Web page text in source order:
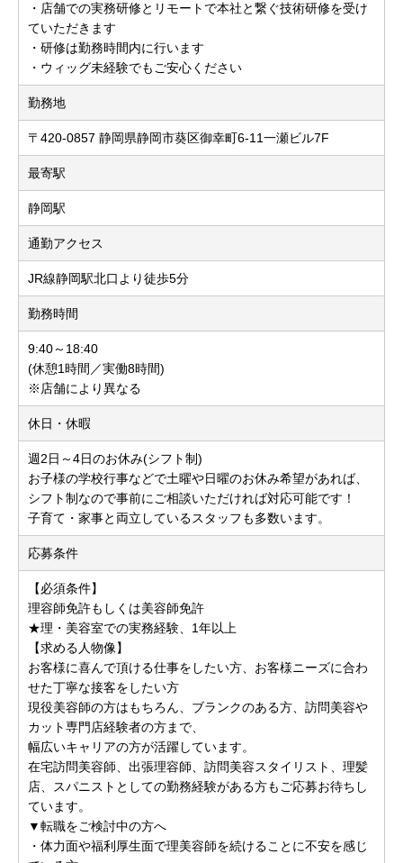
・店舗での実務研修とリモートで本社と繋ぐ技術研修を受け
ていただきます
・研修は勤務時間内に行います
・ウィッグ未経験でもご安心ください
勤務地
〒420-0857 静岡県静岡市葵区御幸町6-11一瀬ビル7F
最寄駅
静岡駅
通勤アクセス
JR線静岡駅北口より徒歩5分
勤務時間
9:40～18:40
(休憩1時間／実働8時間)
※店舗により異なる
休日・休暇
週2日～4日のお休み(シフト制)
お子様の学校行事などで土曜や日曜のお休み希望があれば、
シフト制なので事前にご相談いただければ対応可能です！
子育て・家事と両立しているスタッフも多数います。
応募条件
【必須条件】
理容師免許もしくは美容師免許
★理・美容室での実務経験、1年以上
【求める人物像】
お客様に喜んで頂ける仕事をしたい方、お客様ニーズに合わ
せた丁寧な接客をしたい方
現役美容師の方はもちろん、ブランクのある方、訪問美容や
カット専門店経験者の方まで、
幅広いキャリアの方が活躍しています。
在宅訪問美容師、出張理容師、訪問美容スタイリスト、理髪
店、スパニストとしての勤務経験がある方もご応募お待ちし
ています。
▼転職をご検討中の方へ
・体力面や福利厚生面で理美容師を続けることに不安を感じ